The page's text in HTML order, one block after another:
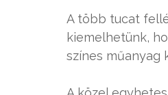
A több tucat
kiemelhetünk,
színes műanyag